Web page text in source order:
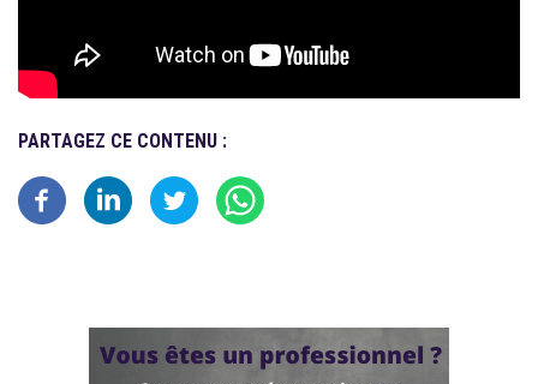
PARTAGEZ CE CONTENU :